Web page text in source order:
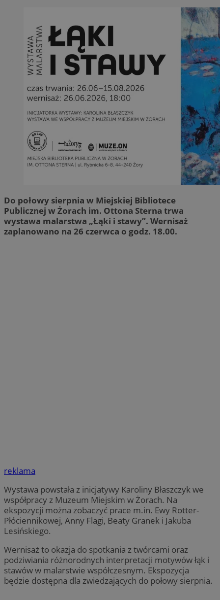
Do połowy sierpnia w Miejskiej Bibliotece
Publicznej w Żorach im. Ottona Sterna trwa
wystawa malarstwa „Łąki i stawy”. Wernisaż
zaplanowano na 26 czerwca o godz. 18.00.
reklama
Wystawa powstała z inicjatywy Karoliny Błaszczyk we
współpracy z Muzeum Miejskim w Żorach. Na
ekspozycji można zobaczyć prace m.in. Ewy Rotter-
Płóciennikowej, Anny Flagi, Beaty Granek i Jakuba
Lesińskiego.
Wernisaż to okazja do spotkania z twórcami oraz
podziwiania różnorodnych interpretacji motywów łąk i
stawów w malarstwie współczesnym. Ekspozycja
będzie dostępna dla zwiedzających do połowy sierpnia.